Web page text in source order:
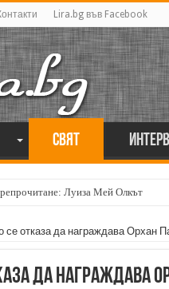
Lira.bg във Facebook
Свят
Луиза Мей Олкът
се отказа да награждава Орхан
да награждава